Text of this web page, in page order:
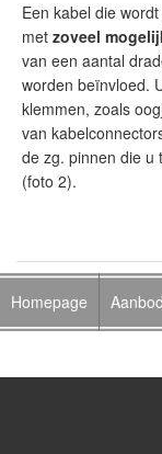
Een kabel die
met zoveel
van een aantal
worden beïnvloed.
klemmen, zoals
van
de zg. pinnen die u
(foto 2).
Homepage Aanbod